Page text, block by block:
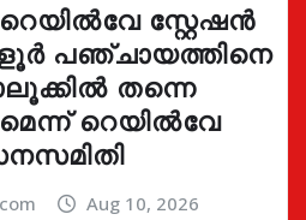
സ്റ്റേഷൻ
പഞ്ചായത്തിനെ
തന്നെ
റെയിൽവേ
Aug 10, 2026